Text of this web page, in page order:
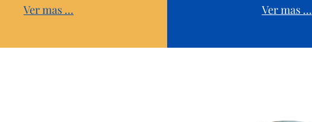
Ver mas ... Ver mas ...